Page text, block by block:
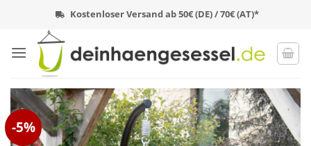
springen
Kostenloser Versand ab 50€ (DE) / 70€ (AT)*
-5%